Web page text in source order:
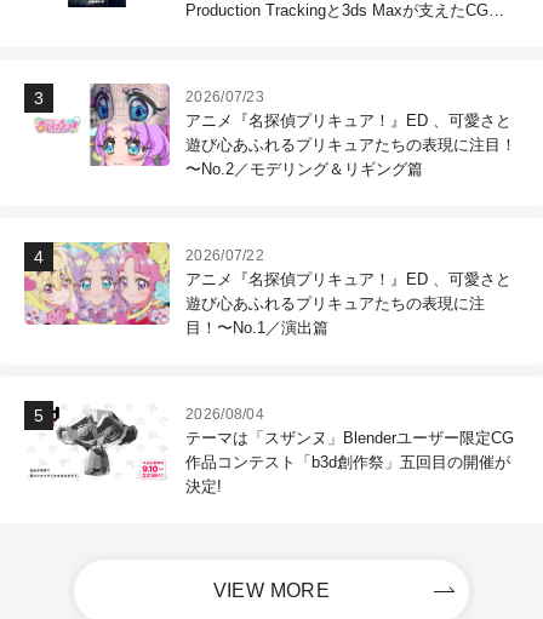
Production Trackingと3ds Maxが支えたCG制
2026/07/23
アニメ『名探偵プリキュア！』ED 、可愛さと
遊び心あふれるプリキュアたちの表現に注目！
〜No.2／モデリング＆リギング篇
2026/07/22
アニメ『名探偵プリキュア！』ED 、可愛さと
遊び心あふれるプリキュアたちの表現に注
目！〜No.1／演出篇
2026/08/04
テーマは「スザンヌ」Blenderユーザー限定CG
作品コンテスト「b3d創作祭」五回目の開催が
決定!
VIEW MORE